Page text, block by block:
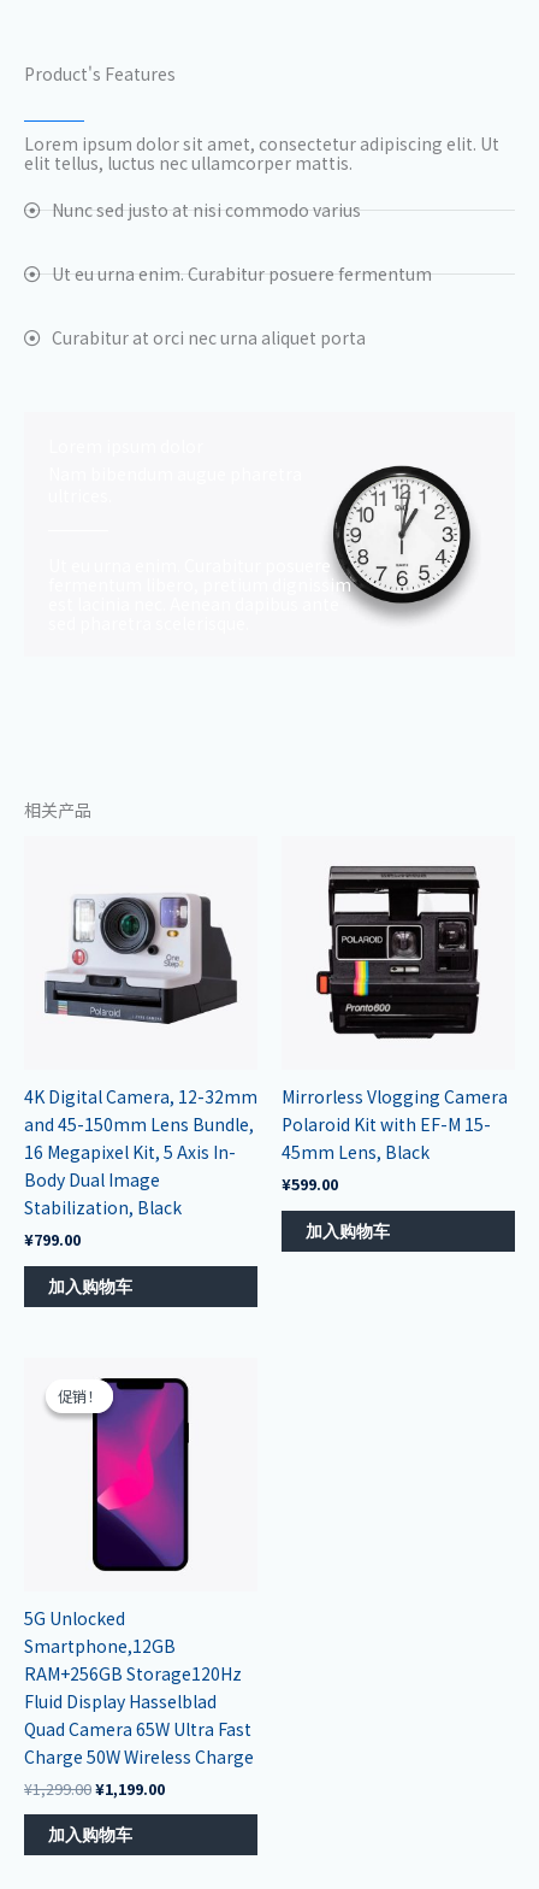
Product's Features
Lorem ipsum dolor sit amet, consectetur adipiscing elit. Ut
elit tellus, luctus nec ullamcorper mattis.
Nunc sed justo at nisi commodo varius
Ut eu urna enim. Curabitur posuere fermentum
Curabitur at orci nec urna aliquet porta
Ut eu urna enim. Curabitur posuere
fermentum libero, pretium dignissim
相关产品
4K Digital Camera, 12-32mm
and 45-150mm Lens Bundle,
16 Megapixel Kit, 5 Axis In-
Body Dual Image
Stabilization, Black
¥799.00
加入购物车
Mirrorless Vlogging Camera
Polaroid Kit with EF-M 15-
45mm Lens, Black
¥599.00
加入购物车
促销！
促销！
5G Unlocked
Smartphone,12GB
RAM+256GB Storage120Hz
Fluid Display Hasselblad
Quad Camera 65W Ultra Fast
Charge 50W Wireless Charge
¥1,299.00
价
为：
¥1,299.00。
¥1,199.00
前
格
为：
加入购物车